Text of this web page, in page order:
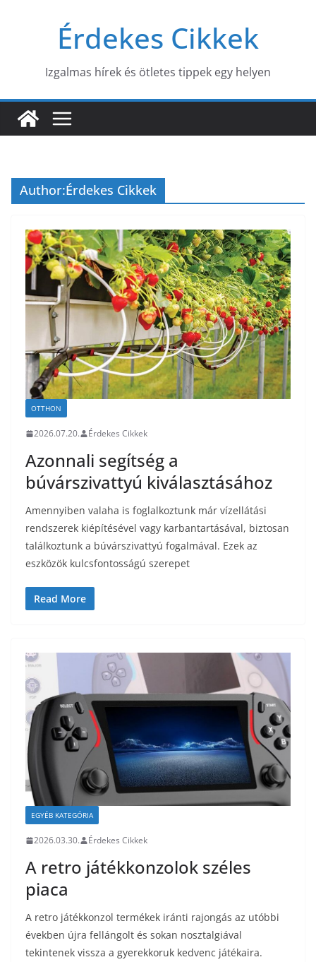
Érdekes Cikkek
Izgalmas hírek és ötletes tippek egy helyen
Author:Érdekes Cikkek
OTTHON
2026.07.20. Érdekes Cikkek
Azonnali segítség a
búvárszivattyú kiválasztásához
Amennyiben valaha is foglalkoztunk már vízellátási
rendszerek kiépítésével vagy karbantartásával, biztosan
találkoztunk a búvárszivattyú fogalmával. Ezek az
eszközök kulcsfontosságú szerepet
Read More
EGYÉB KATEGÓRIA
2026.03.30. Érdekes Cikkek
A retro játékkonzolok széles
piaca
A retro játékkonzol termékek iránti rajongás az utóbbi
években újra fellángolt és sokan nosztalgiával
tekintenek vissza a gyerekkoruk kedvenc játékaira.